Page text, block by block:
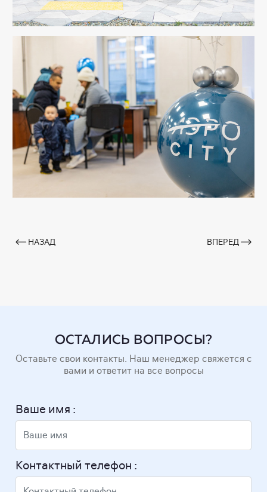
НАЗАД ВПЕРЕД
ОСТАЛИСЬ ВОПРОСЫ?
Оставьте свои контакты. Наш менеджер свяжется с
вами и ответит на все вопросы
Ваше имя :
Контактный телефон :